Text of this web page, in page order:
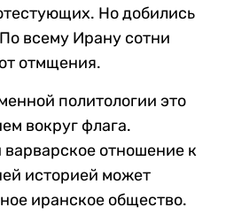
Но добились
всему Ирану сотни
отмщения.
политологии это
вокруг флага.
отношение к
историей может
иранское общество.